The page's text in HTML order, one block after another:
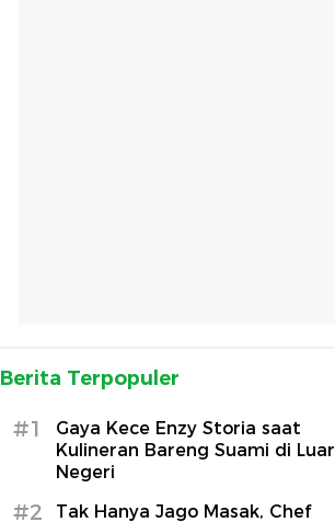
Berita Terpopuler
#1
Gaya Kece Enzy Storia saat
Kulineran Bareng Suami di Luar
Negeri
#2
Tak Hanya Jago Masak, Chef